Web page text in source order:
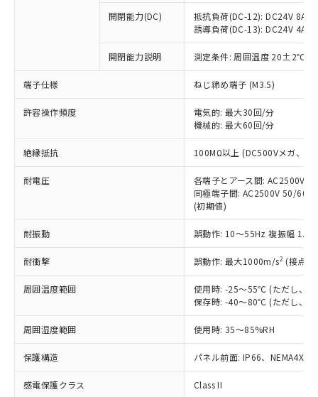
開閉能力(DC)
抵抗負荷(DC-12): DC24V 8A/
誘導負荷(DC-13): DC24V 4A/
開閉能力説明 測定条件: 周囲温度 20±2℃、
端子仕様 ねじ締め端子 (M3.5)
許容操作頻度
電気的: 最大30回/分
機械的: 最大60回/分
絶縁抵抗 100MΩ以上 (DC500Vメガ、点
耐電圧
各端子とアース間: AC2500V
同極端子間: AC2500V 50/
(初期値)
耐振動 誤動作: 10～55Hz 複振幅
耐衝撃 誤動作: 最大1000m/s2 (接点
周囲温度範囲
使用時: -25～55℃ (ただし、氷
保存時: -40～80℃ (ただし、氷
周囲湿度範囲 使用時: 35～85%RH
保護構造 パネル前面: IP66、NEMA4X,
感電保護クラス Class II
ことをご了承ください。
在庫状況および標準価格照会結果は、
記載している更新日時点での社内デー
タに基づき作成されるものであり、閲
覧された時点での実際の在庫および標
準価格とは異なる場合があることをご
正式な納期状況および標準価格はお客
様のお取引先、またはお客様担当のオ
ムロン制御機器販売店・当社販売員に
オムロン制御機器販売店や当社販売拠
販売ネットワーク
」をご確認
在庫状況および標準価格結果を当社の
事前の承諾なく第三者に漏洩または開
示しないようお願いします。
マイパーツ機能（部品リスト作成サー
ビス）をご利用いただくには、I-Web
メンバーズにご登録されている必要が
お客様が当ウェブサイト上で当社にご
登録された部品リストについて、当社
および当社の共同利用者が、当社の製
品・サービスに関するお客様との取
引・商談に必要な範囲で利用すること
いたものが、含有品と判明した場合などや
むを得ず変更することがあります。
*EU RoHS指令（10物質）：
鉛(Pb) 1000ppm以下、 水銀(Hg) 1000ppm以下、 カド
六価クロム(Cr(Ⅵ)) 1000ppm以下、ポリ臭化ビフェニル
類(PBB) 1000ppm以下、ポリ臭化ジフェニルエーテル類
(PBDE) 1000ppm以下、フタル酸ビス(2-エチルヘキシ
ル) (DEHP)(別名：DOP) 1000ppm以下、フタル酸ブチ
ルベンジル（BBP） 1000ppm以下、フタル酸ジブチル
（DBP） 1000ppm以下、フタル酸ジイソブチル
(DIBP) 1000ppm以下
但し、RoHS指令で産業用監視および制御機器に対する
フタル酸エステル類の４物質については閾値を超える意
図的な使用がないことを確認しています。
部品在庫の切り替え状況などにより、予定
月が前後することがあります。
※3 非含有証明書ダウンロード
下記の非含有証明書をダウンロードするこ
とができます。
基準値を超えていることを示します。
「－」：未確認です。当社販売部門へお問
ム) : 100ppm、
Cr(Ⅵ)(六価クロム) : 1000ppm、 PBBs(ポリ臭化ビフェ
ニル類) : 1000ppm、 PBDEs(ポリ臭化ジフェニルエーテ
ル類) : 1000ppm、
DBP(フタル酸ジブチル) : 1000ppm、 DIBP(フタル酸ジ
イソブチル) : 1000ppm、 BBP(フタル酸ブチルベンジ
ル) : 1000ppm、
DEHP(フタル酸ビス(2-エチルヘキシル)) : 1000ppm
「ｅ」：有害物質（10物質）のすべてが基
準値以下であることを示します。
「10」：通常の使用状況下において有害物
質が外部に漏えいし、環境に深刻な影響を
及ぼさない年数を意味します。
「－」：未確認です。当社販売部門へお問
い合わせください。
当社は、これら貴社製品のうち、外国
為替および外国貿易法に定める商品
（以下｢規制貨物等」という）を輸出
または国外への提供する場合は、日本
国政府の輸出許可(または役務取引許
可)を取得するなどの必要な手続きを
当社は規制貨物を破棄する場合は、完
全に破砕するなど、違法に輸出されな
いよう必要な手段を講じます。
当社は貴社製品を、核兵器、ミサイ
ル、化学兵器、生物兵器またはその他
武器並びにこれらの製造装置等に一切
当社は、貴社製品を第三者に販売する
場合は、上記1、2および3の内容を当
該第三者に通知します。また当社は、
販売先および販売に係わる関係者が違
法に輸出するおそれがある場合は、取
り引きをいたしません。
キャンセル
説明
○ 一定数以上の在庫あり
一定数には満たないが在庫あり
在庫なし(最新の在庫状況につ
いては、お客様のお取引先、ま
たはお客様担当のオムロン制御
機器販売店・当社販売員にご確
白
受注生産機種、また在庫状況の
情報を公開していない機種